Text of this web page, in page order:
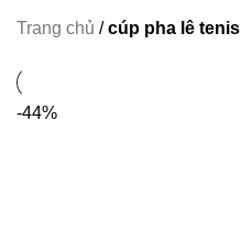
Trang chủ /cúp pha lê tenis
-44%